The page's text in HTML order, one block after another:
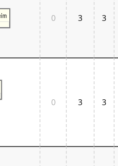
- Lötschberg
und Umgebung
Øst
Stellwerke
0 3 3
0 3 3